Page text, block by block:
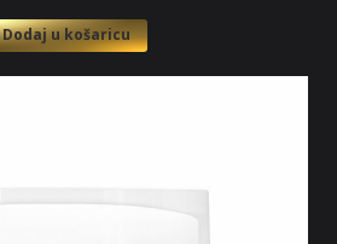
Dodaj u košaricu